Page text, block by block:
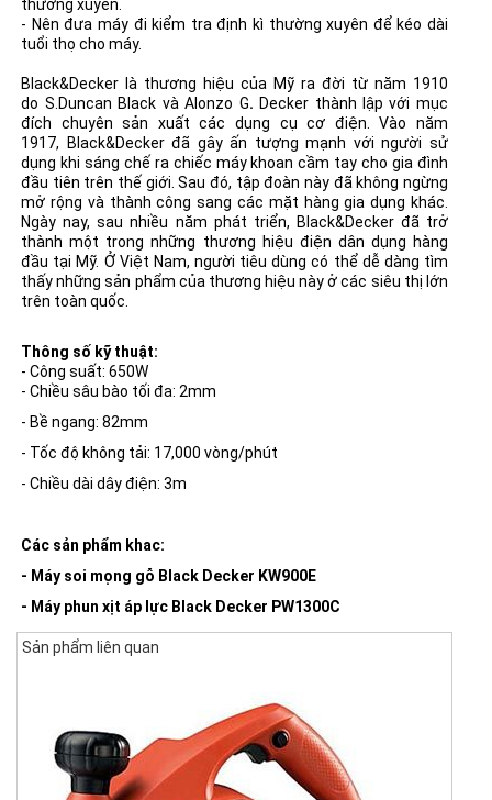
thường xuyên.
- Nên đưa máy đi kiểm tra định kì thường xuyên để kéo dài
tuổi thọ cho máy.
Black&Decker là thương hiệu của Mỹ ra đời từ năm 1910
do S.Duncan Black và Alonzo G. Decker thành lập với mục
đích chuyên sản xuất các dụng cụ cơ điện. Vào năm
1917, Black&Decker đã gây ấn tượng mạnh với người sử
dụng khi sáng chế ra chiếc máy khoan cầm tay cho gia đình
đầu tiên trên thế giới. Sau đó, tập đoàn này đã không ngừng
mở rộng và thành công sang các mặt hàng gia dụng khác.
Ngày nay, sau nhiều năm phát triển, Black&Decker đã trở
thành một trong những thương hiệu điện dân dụng hàng
đầu tại Mỹ. Ở Việt Nam, người tiêu dùng có thể dễ dàng tìm
thấy những sản phẩm của thương hiệu này ở các siêu thị lớn
trên toàn quốc.
Thông số kỹ thuật:
- Công suất: 650W
- Chiều sâu bào tối đa: 2mm
- Bề ngang: 82mm
- Tốc độ không tải: 17,000 vòng/phút
- Chiều dài dây điện: 3m
Các sản phẩm khac:
- Máy soi mọng gỗ Black Decker KW900E
- Máy phun xịt áp lực Black Decker PW1300C
Sản phẩm liên quan